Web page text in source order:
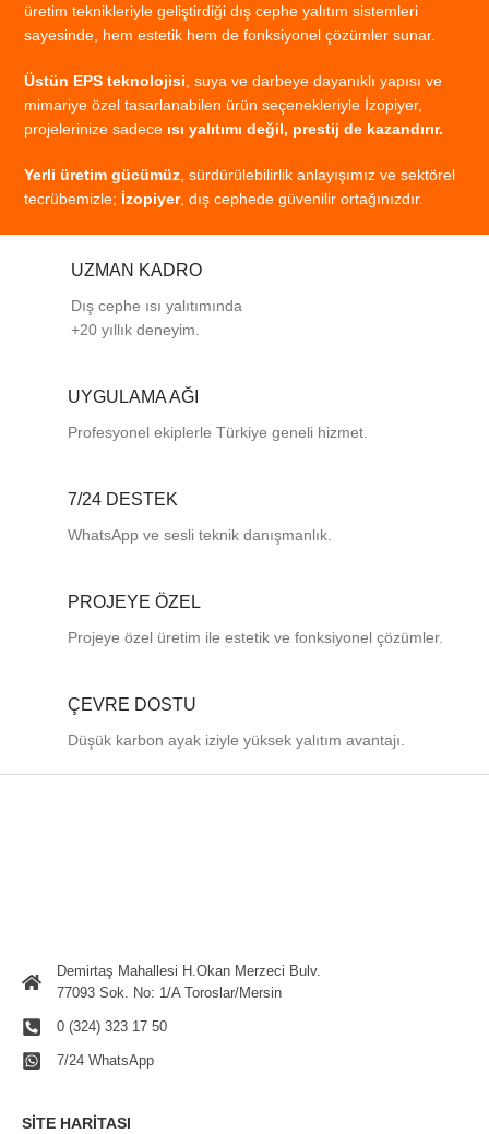
üretim teknikleriyle geliştirdiği dış cephe yalıtım sistemleri
sayesinde, hem estetik hem de fonksiyonel çözümler sunar.
Üstün EPS teknolojisi suya ve darbeye dayanıklı yapısı ve
mimariye özel tasarlanabilen ürün seçenekleriyle İzopiyer,
projelerinize sadece ısı yalıtımı değil, prestij de kazandırır.
Yerli üretim gücümüz sürdürülebilirlik anlayışımız ve sektörel
tecrübemizle; İzopiyer, dış cephede güvenilir ortağınızdır.
UZMAN KADRO
Dış cephe ısı yalıtımında
+20 yıllık deneyim.
UYGULAMA AĞI
Profesyonel ekiplerle Türkiye geneli hizmet.
7/24 DESTEK
WhatsApp ve sesli teknik danışmanlık.
PROJEYE ÖZEL
Projeye özel üretim ile estetik ve fonksiyonel çözümler.
ÇEVRE DOSTU
Düşük karbon ayak iziyle yüksek yalıtım avantajı.
Demirtaş Mahallesi H.Okan Merzeci Bulv.
77093 Sok. No: 1/A Toroslar/Mersin
0 (324) 323 17 50
7/24 WhatsApp
SITE HARITASI